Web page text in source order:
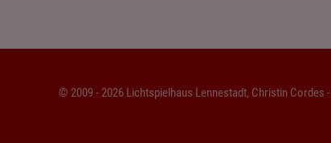
© 2009 - 2026 Lichtspielhaus Lennestadt, Christin Cordes -